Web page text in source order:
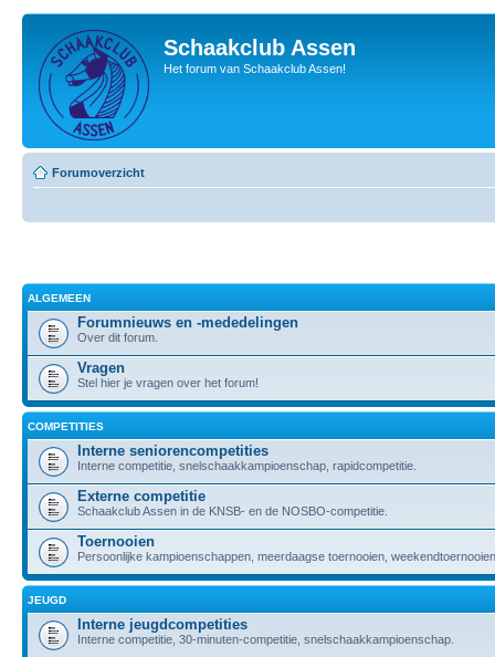
Schaakclub Assen
Het forum van Schaakclub Assen!
Forumoverzicht
ALGEMEEN
Forumnieuws en -mededelingen
Over dit forum.
Vragen
Stel hier je vragen over het forum!
COMPETITIES
Interne seniorencompetities
Interne competitie, snelschaakkampioenschap, rapidcompetitie.
Externe competitie
Schaakclub Assen in de KNSB- en de NOSBO-competitie.
Toernooien
Persoonlijke kampioenschappen, meerdaagse toernooien,
JEUGD
Interne jeugdcompetities
Interne competitie, 30-minuten-competitie, snelschaakkampioenschap.